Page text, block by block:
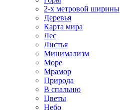
2-х метровой ширины
Деревья
Карта мира
Лес
Листья
Минимализм
Море
Мрамор
Природа
В спальню
Цветы
Небо